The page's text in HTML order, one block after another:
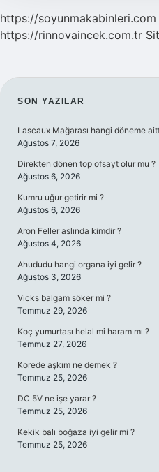
https://soyunmakabinleri.com
https://rinnovaincek.com.tr
SIDEBAR
SON YAZILAR
Lascaux Mağarası hangi döneme
Ağustos 7, 2026
Direkten dönen top ofsayt olur mu ?
Ağustos 6, 2026
Kumru uğur getirir mi ?
Ağustos 6, 2026
Aron Feller aslında kimdir ?
Ağustos 4, 2026
Ahududu hangi organa iyi gelir ?
Ağustos 3, 2026
Vicks balgam söker mi ?
Temmuz 29, 2026
Koç yumurtası helal mi haram mı ?
Temmuz 27, 2026
Korede aşkım ne demek ?
Temmuz 25, 2026
DC 5V ne işe yarar ?
Temmuz 25, 2026
Kekik balı boğaza iyi gelir mi ?
Temmuz 25, 2026